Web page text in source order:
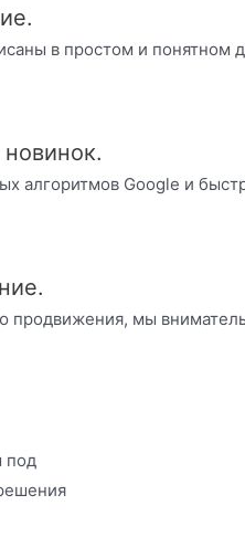
в простом и понятном
алгоритмов Google и
продвижения, мы
под